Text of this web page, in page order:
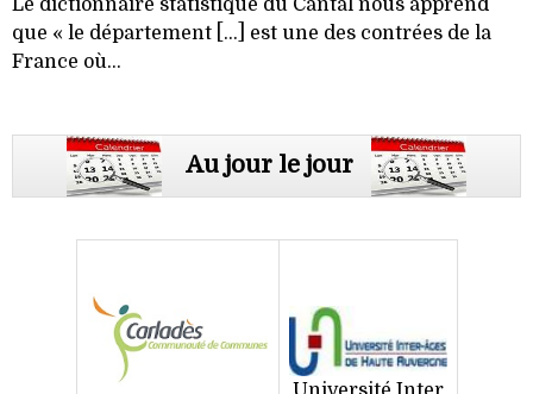
Le dictionnaire statistique du Cantal nous apprend
que « le département [...] est une des contrées de la
France où...
Au jour le jour